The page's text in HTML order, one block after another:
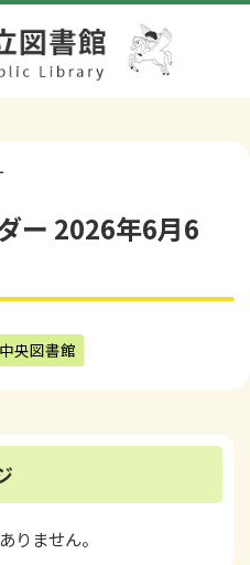
ー 2026年6月6
中央図書館
りません。